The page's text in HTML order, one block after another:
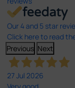
Our 4 and 5 star
Click here to read
Previous Next
27 Jul 2026